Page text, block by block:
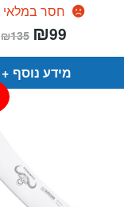
חסר במלאי
₪135 המחיר
המקורי
היה:
₪135.
₪99
הוא:
מידע נוסף